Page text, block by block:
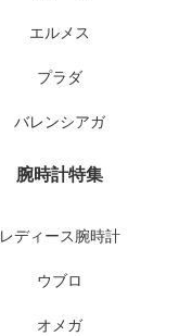
エルメス
プラダ
バレンシアガ
腕時計特集
レディース腕時計
ウブロ
オメガ